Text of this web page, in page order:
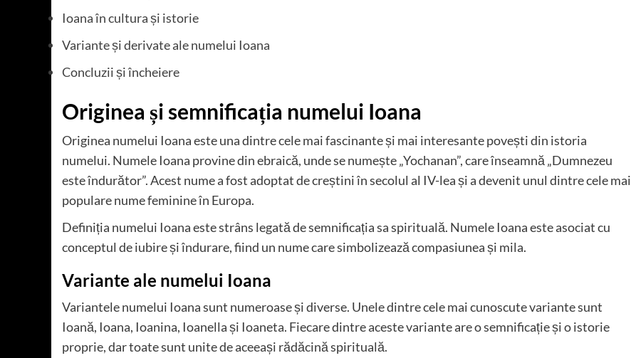
Ioana în cultura și istorie
Variante și derivate ale numelui Ioana
Concluzii și încheiere
Originea și semnificația numelui Ioana
Originea numelui Ioana este una dintre cele mai fascinante și mai interesante povești din istoria
numelui. Numele Ioana provine din ebraică, unde se numește „Yochanan”, care înseamnă „Dumnezeu
este îndurător”. Acest nume a fost adoptat de creștini în secolul al IV-lea și a devenit unul dintre cele mai
populare nume feminine în Europa.
Definiția numelui Ioana este strâns legată de semnificația sa spirituală. Numele Ioana este asociat cu
conceptul de iubire și îndurare, fiind un nume care simbolizează compasiunea și mila.
Variante ale numelui Ioana
Variantele numelui Ioana sunt numeroase și diverse. Unele dintre cele mai cunoscute variante sunt
Ioană, Ioana, Ioanina, Ioanella și Ioaneta. Fiecare dintre aceste variante are o semnificație și o istorie
proprie, dar toate sunt unite de aceeași rădăcină spirituală.